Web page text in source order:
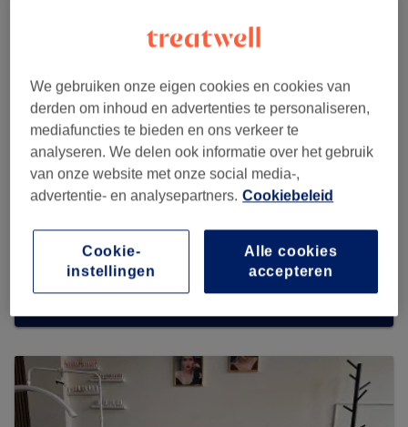
Vind de beste salons bij jou in de buurt
Zoek op Treatwell
Zoek meer salons
We gebruiken onze eigen cookies en cookies van
derden om inhoud en advertenties te personaliseren,
mediafuncties te bieden en ons verkeer te
analyseren. We delen ook informatie over het gebruik
van onze website met onze social media-,
advertentie- en analysepartners. Cookiebeleid
Alle cookies
accepteren
Cookie-
instellingen